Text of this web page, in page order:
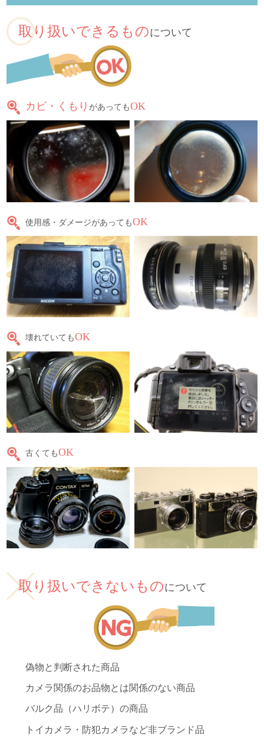
取り扱いできるものについて
カビ・くもり があってもOK
使用感・ダメージがあってもOK
壊れていてもOK
古くてもOK
取り扱いできないものについて
偽物と判断された商品
カメラ関係のお品物とは関係のない商品
バルク品（ハリボテ）の商品
トイカメラ・防犯カメラなど非ブランド品